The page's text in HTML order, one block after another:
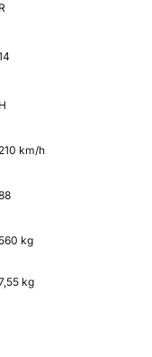
R
H
210 km/h
560 kg
kg